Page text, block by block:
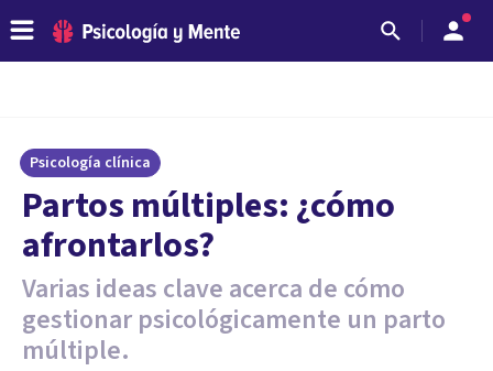
Psicología clínica
Partos múltiples: ¿cómo
afrontarlos?
Varias ideas clave acerca de cómo
gestionar psicológicamente un parto
múltiple.